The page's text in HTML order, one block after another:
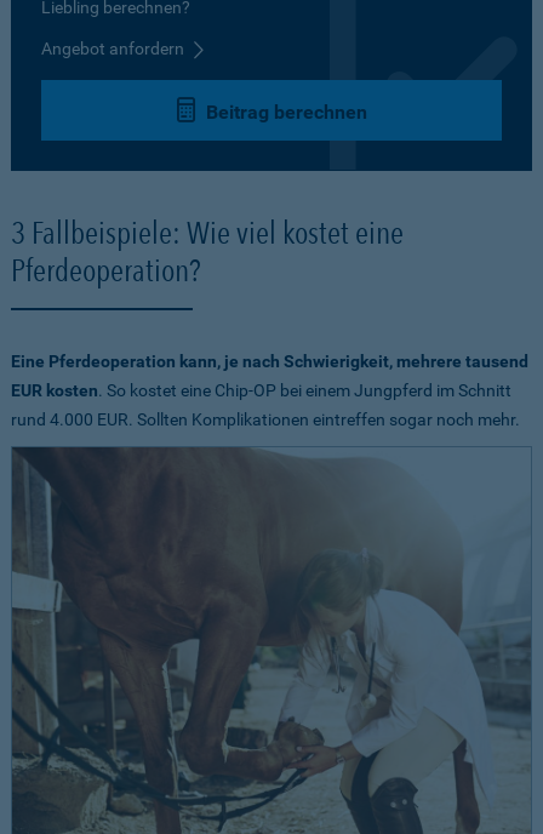
Liebling berechnen?
Angebot anfordern
Beitrag berechnen
3 Fallbeispiele: Wie viel kostet eine
Pferdeoperation?
Eine Pferdeoperation kann, je nach Schwierigkeit, mehrere tausend
EUR kosten. So kostet eine Chip-OP bei einem Jungpferd im Schnitt
rund 4.000 EUR. Sollten Komplikationen eintreffen sogar noch mehr.